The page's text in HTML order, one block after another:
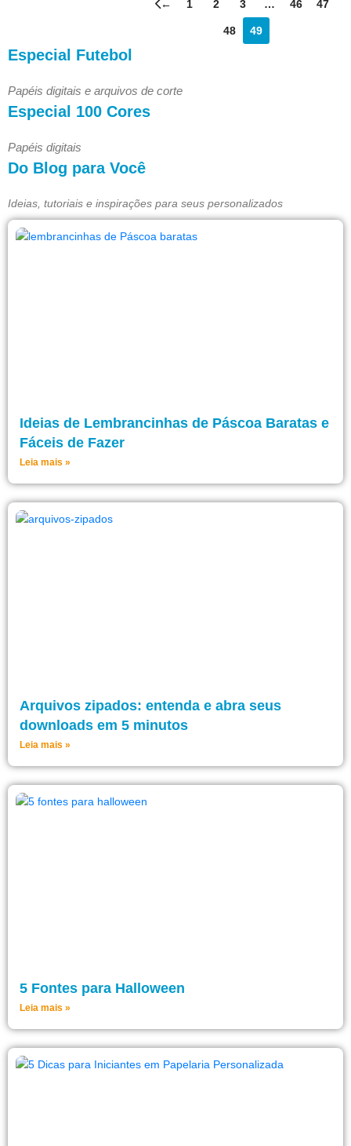
Do Blog para Você
Ideias, tutoriais e inspirações para seus personalizados
Ideias de Lembrancinhas de Páscoa Baratas e
Fáceis de Fazer
Leia mais »
Arquivos zipados: entenda e abra seus
downloads em 5 minutos
Leia mais »
5 Fontes para Halloween
Leia mais »
← 1 2 3 … 46 47
48 49
Especial Futebol
Papéis digitais e arquivos de corte
Especial 100 Cores
Papéis digitais